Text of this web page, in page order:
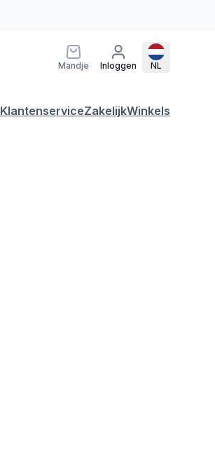
Mandje Inloggen NL
KlantenserviceZakelijkWinkels